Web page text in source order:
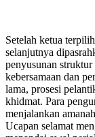
Setelah ketua
selanjutnya
penyusunan
kebersamaan dan
lama, prosesi
khidmat. Para
menjalankan
Ucapan selamat